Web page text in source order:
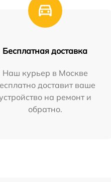
Бесплатная доставка
Наш курьер в Москве
доставит ваше
на ремонт и
обратно.